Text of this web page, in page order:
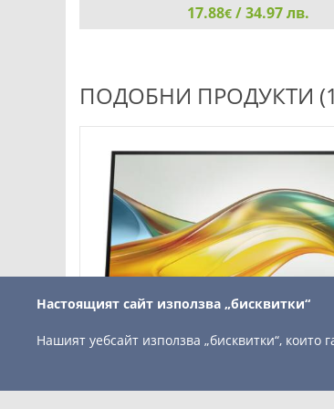
Детайли
17.88€ / 34.97 лв.
ПОДОБНИ ПРОДУКТИ
HP Series 5 Pro 27" IPS QHD
Настоящият сайт използва „бисквитки“
Нашият уебсайт използва „бисквитки“,